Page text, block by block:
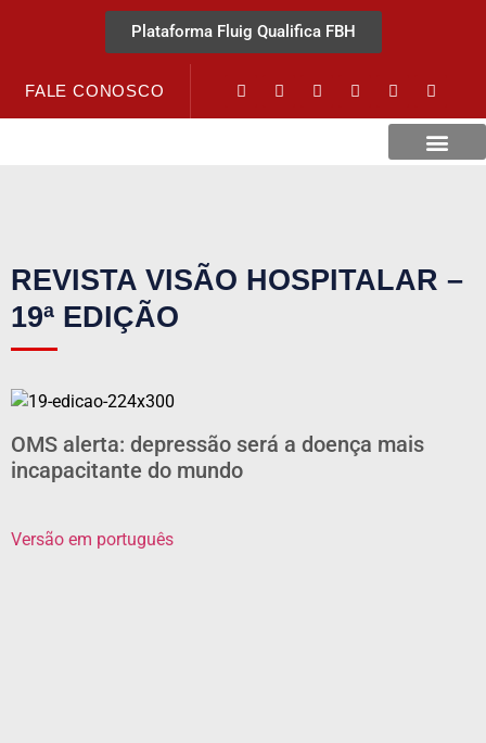
Plataforma Fluig Qualifica FBH
FALE CONOSCO
REVISTA VISÃO HOSPITALAR –
19ª EDIÇÃO
OMS alerta: depressão será a doença mais
incapacitante do mundo
Versão em português